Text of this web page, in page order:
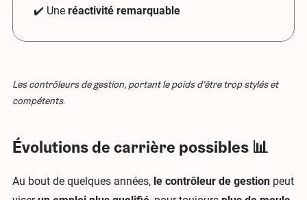
✔️ Une réactivité remarquable
Les contrôleurs de gestion, portant le poids d’être trop stylés et
compétents.
Évolutions de carrière possibles 📊
Au bout de quelques années, le contrôleur de gestion peut